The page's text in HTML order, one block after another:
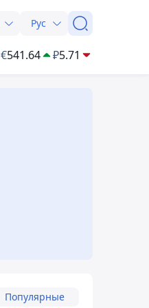
Рус
€541.64 ₽5.71
Популярные